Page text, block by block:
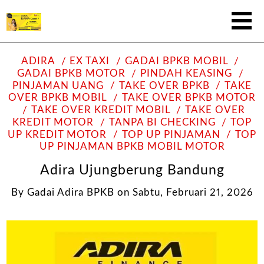
ADIRA EX TAXI
GADAI BPKB MOBIL
GADAI BPKB MOTOR
PINDAH KEASING
PINJAMAN UANG
TAKE OVER BPKB
TAKE
OVER BPKB MOBIL
TAKE OVER BPKB MOTOR
TAKE OVER KREDIT MOBIL
TAKE OVER
KREDIT MOTOR
TANPA BI CHECKING
TOP
UP KREDIT MOTOR
TOP UP PINJAMAN
TOP
UP PINJAMAN BPKB MOBIL MOTOR
Adira Ujungberung Bandung
By Gadai Adira BPKB on Sabtu, Februari 21, 2026